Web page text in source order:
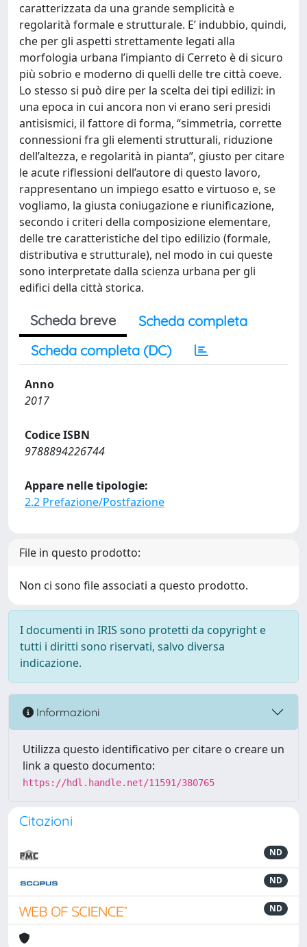
caratterizzata da una grande semplicità e
regolarità formale e strutturale. E’ indubbio, quindi,
che per gli aspetti strettamente legati alla
morfologia urbana l’impianto di Cerreto è di sicuro
più sobrio e moderno di quelli delle tre città coeve.
Lo stesso si può dire per la scelta dei tipi edilizi: in
una epoca in cui ancora non vi erano seri presidi
antisismici, il fattore di forma, “simmetria, corrette
connessioni fra gli elementi strutturali, riduzione
dell’altezza, e regolarità in pianta”, giusto per citare
le acute riflessioni dell’autore di questo lavoro,
rappresentano un impiego esatto e virtuoso e, se
vogliamo, la giusta coniugazione e riunificazione,
secondo i criteri della composizione elementare,
delle tre caratteristiche del tipo edilizio (formale,
distributiva e strutturale), nel modo in cui queste
sono interpretate dalla scienza urbana per gli
edifici della città storica.
Scheda breve
Scheda completa
Scheda completa (DC)
Anno
2017
Codice ISBN
9788894226744
Appare nelle tipologie:
2.2 Prefazione/Postfazione
File in questo prodotto:
Non ci sono file associati a questo prodotto.
I documenti in IRIS sono protetti da copyright e
tutti i diritti sono riservati, salvo diversa
indicazione.
Informazioni
Utilizza questo identificativo per citare o creare un
link a questo documento:
https://hdl.handle.net/11591/380765
Citazioni
ND
ND
ND